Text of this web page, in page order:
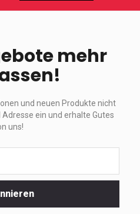
mehr
und neuen Produkte nicht
ein und erhalte Gutes
uns!